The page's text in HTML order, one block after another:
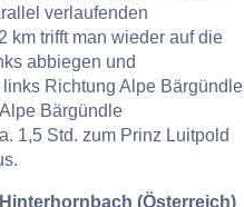
verlaufenden
km trifft man wieder auf die
abbiegen und
Richtung Alpe Bärgündle
Bärgündle
1,5 Std. zum Prinz Luitpold
(Österreich)